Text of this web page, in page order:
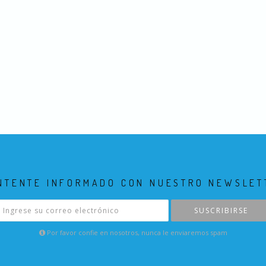
INFORMADO CON NUESTRO
SUSCRIBIRSE
Por favor confie en nosotros, nunca le enviaremos spam